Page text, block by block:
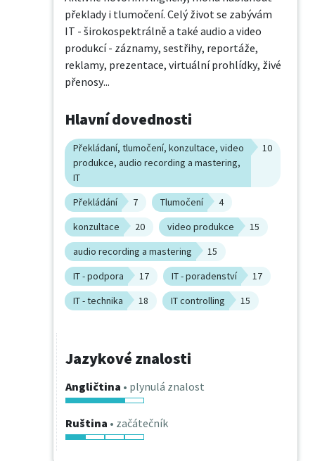
překlady i tlumočení. Celý život se zabývám
IT - širokospektrálně a také audio a video
produkcí - záznamy, sestřihy, reportáže,
reklamy, prezentace, virtuální prohlídky, živé
přenosy...
Hlavní dovednosti
Překládaní, tlumočení, konzultace, video
produkce, audio recording a mastering,
IT
10
Překládání 7 Tlumočení
4
konzultace
20 video produkce
15
audio recording a mastering
15
IT - podpora
17 IT - poradenství
17
IT - technika
18 IT controlling 15
Jazykové znalosti
Angličtina • plynulá znalost
Ruština • začátečník